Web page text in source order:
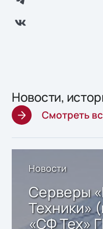
Новости,
Смотреть
Новости
Серверы
Техники»
«СФ Тех»